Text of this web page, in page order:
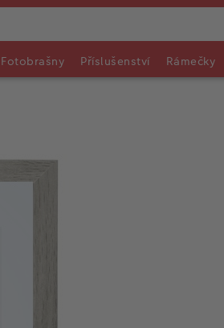
Fotobrašny Příslušenství Rámečky